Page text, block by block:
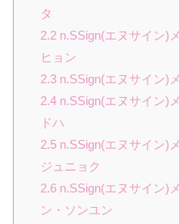
タ
2.2n.SSign(エヌサイン)
ヒョン
2.3n.SSign(エヌサイン)
2.4n.SSign(エヌサイン)
ドハ
2.5n.SSign(エヌサイン)
ジュニョク
2.6n.SSign(エヌサイン)
ン・ソンユン